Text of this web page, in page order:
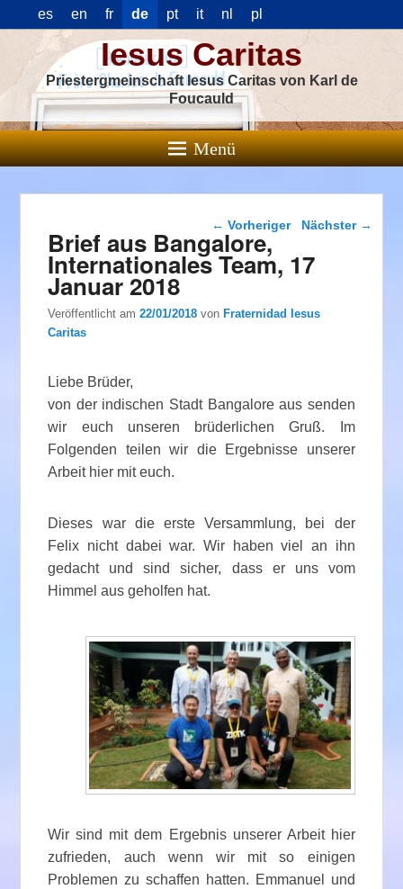
es en fr de pt it nl pl
Iesus Caritas
Priestergmeinschaft Iesus Caritas von Karl de
Foucauld
Menü
Beitragsnavigation
← Vorheriger Nächster →
Brief aus Bangalore,
Internationales Team, 17
Januar 2018
Veröffentlicht am22/01/2018 vonFraternidad Iesus
Caritas
Liebe Brüder,
von der indischen Stadt Bangalore aus senden
wir euch unseren brüderlichen Gruß. Im
Folgenden teilen wir die Ergebnisse unserer
Arbeit hier mit euch.
Dieses war die erste Versammlung, bei der
Felix nicht dabei war. Wir haben viel an ihn
gedacht und sind sicher, dass er uns vom
Himmel aus geholfen hat.
Wir sind mit dem Ergebnis unserer Arbeit hier
zufrieden, auch wenn wir mit so einigen
Problemen zu schaffen hatten. Emmanuel und